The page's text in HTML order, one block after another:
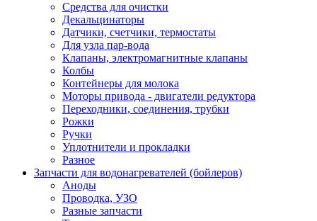
Средства для очистки
Декальцинаторы
Датчики, счетчики, термостаты
Для узла пар-вода
Клапаны, электромагнитные клапаны
Колбы
Контейнеры для молока
Моторы привода - двигатели редуктора
Переходники, соединения, трубки
Рожки
Ручки
Уплотнители и прокладки
Разное
Запчасти для водонагревателей (бойлеров)
Аноды
Проводка, УЗО
Разные запчасти